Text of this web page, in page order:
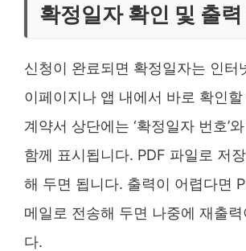
확정일자 확인 및 출력
신청이 완료되면 확정일자는 인터
이페이지나 앱 내에서 바로 확인
계약서 상단에는 ‘확정일자 번호’와
함께 표시됩니다. PDF 파일로 저
해 두면 됩니다. 출력이 어렵다면
메일로 전송해 두면 나중에 재출
다.